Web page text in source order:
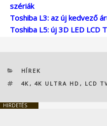
szériák
Toshiba L3: az új kedvező
Toshiba L5: új 3D LED LCD
KATEGÓRIÁK
HÍREK
CÍMKÉK
4K , 4K ULTRA HD , LCD
HIRDETÉS